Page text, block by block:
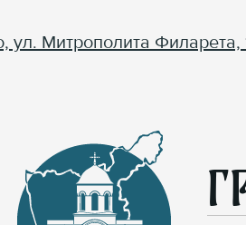
ул. Митрополита Филарета,